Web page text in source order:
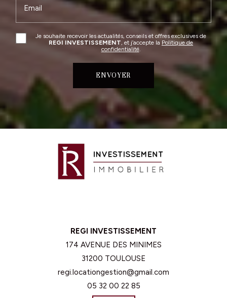
Email
Je souhaite recevoir les actualités, conseils et offres exclusives de
REGI INVESTISSEMENT, et j’accepte la Politique de
confidentialité.
REGI INVESTISSEMENT
174 AVENUE DES MINIMES
31200 TOULOUSE
regi.locationgestion@gmail.com
05 32 00 22 85